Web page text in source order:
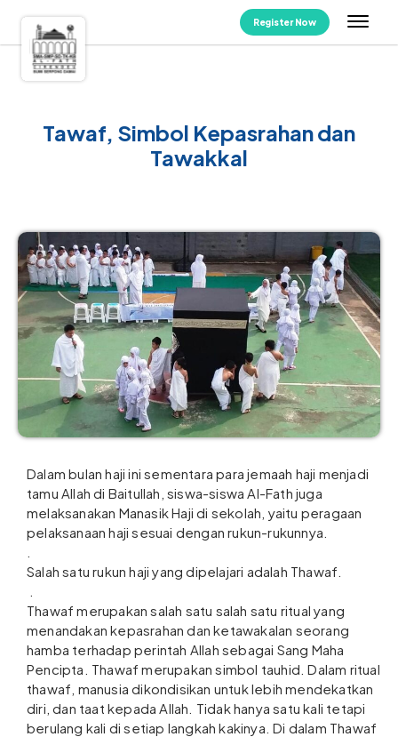
Register Now
Tawaf, Simbol Kepasrahan dan
Tawakkal
Dalam bulan haji ini sementara para jemaah haji menjadi
tamu Allah di Baitullah, siswa-siswa Al-Fath juga
melaksanakan Manasik Haji di sekolah, yaitu peragaan
pelaksanaan haji sesuai dengan rukun-rukunnya.
Salah satu rukun haji yang dipelajari adalah Thawaf.
Thawaf merupakan salah satu salah satu ritual yang
menandakan kepasrahan dan ketawakalan seorang
hamba terhadap perintah Allah sebagai Sang Maha
Pencipta. Thawaf merupakan simbol tauhid. Dalam ritual
thawaf, manusia dikondisikan untuk lebih mendekatkan
diri, dan taat kepada Allah. Tidak hanya satu kali tetapi
berulang kali di setiap langkah kakinya. Di dalam Thawaf